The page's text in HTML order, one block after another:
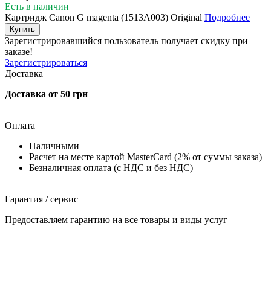
Есть в наличии
Картридж Canon G magenta (1513A003) Original Подробнее
Купить
Зарегистрировавшийся пользователь получает скидку при
заказе!
Зарегистрироваться
Доставка
Доставка от 50 грн
Оплата
Наличными
Расчет на месте картой MasterCard (2% от суммы заказа)
Безналичная оплата (с НДС и без НДС)
Гарантия / сервис
Предоставляем гарантию на все товары и виды услуг